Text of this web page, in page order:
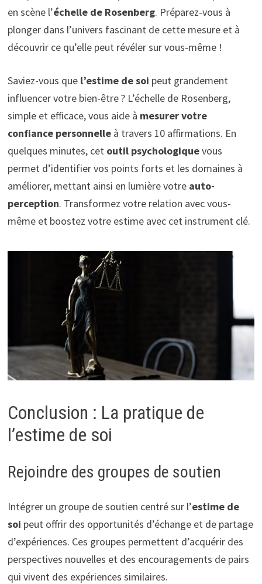
en scène l’échelle de Rosenberg. Préparez-vous à
plonger dans l’univers fascinant de cette mesure et à
découvrir ce qu’elle peut révéler sur vous-même !
Saviez-vous que l’estime de soi peut grandement
influencer votre bien-être ? L’échelle de Rosenberg,
simple et efficace, vous aide à mesurer votre
confiance personnelleà travers 10 affirmations. En
quelques minutes, cet outil psychologiquevous
permet d’identifier vos points forts et les domaines à
améliorer, mettant ainsi en lumière votre auto-
perception. Transformez votre relation avec vous-
même et boostez votre estime avec cet instrument clé.
Conclusion : La pratique de
l’estime de soi
Rejoindre des groupes de soutien
Intégrer un groupe de soutien centré sur l’estime de
soi peut offrir des opportunités d’échange et de partage
d’expériences. Ces groupes permettent d’acquérir des
perspectives nouvelles et des encouragements de pairs
qui vivent des expériences similaires.